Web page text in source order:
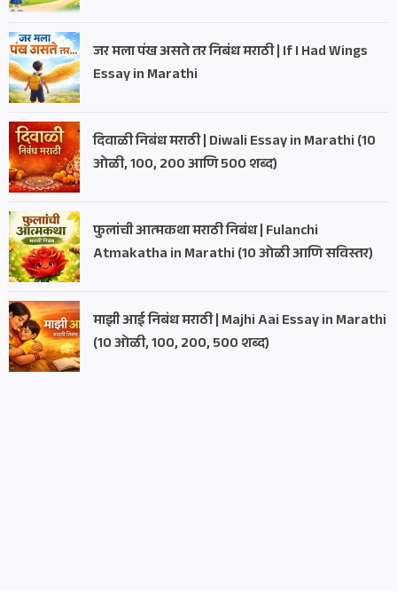
जर मला पंख असते तर निबंध मराठी | If I Had Wings
Essay in Marathi
दिवाळी निबंध मराठी | Diwali Essay in Marathi (10
ओळी, 100, 200 आणि 500 शब्द)
फुलांची आत्मकथा मराठी निबंध | Fulanchi
Atmakatha in Marathi (10 ओळी आणि सविस्तर)
माझी आई निबंध मराठी | Majhi Aai Essay in Marathi
(10 ओळी, 100, 200, 500 शब्द)